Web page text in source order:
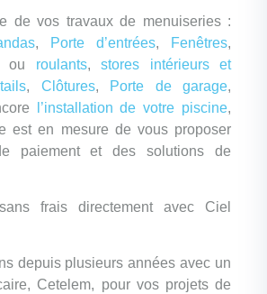
de vos travaux de menuiseries :
, Porte d’entrées, Fenêtres,
roulants, stores intérieurs et
, Clôtures, Porte de garage,
l’installation de votre piscine,
est en mesure de vous proposer
paiement et des solutions de
frais directement avec Ciel
depuis plusieurs années avec un
Cetelem, pour vos projets de